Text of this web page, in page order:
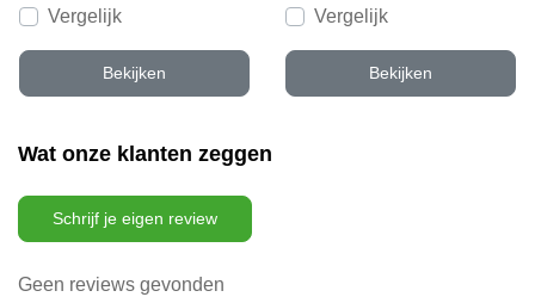
Vergelijk
Bekijken
Vergelijk
Bekijken
Wat onze klanten zeggen
Schrijf je eigen review
Geen reviews gevonden